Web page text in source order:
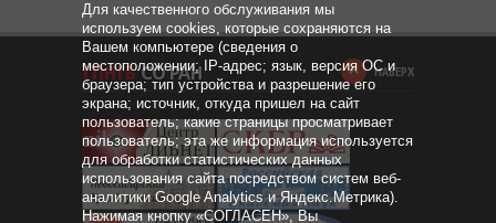
НАВЕРХ
Для качественного обслуживания мы
используем cookies, которые сохраняются на
Вашем компьютере (сведения о
местоположении; IP-адрес; язык, версия ОС и
браузера; тип устройства и разрешение его
экрана; источник, откуда пришел на сайт
пользователь; какие страницы просматривает
пользователь; эта же информация используется
для обработки статистических данных
использования сайта посредством систем веб-
аналитики Google Analytics и Яндекс.Метрика).
Нажимая кнопку «СОГЛАСЕН», Вы